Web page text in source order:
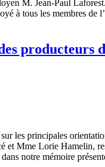
M. Jean-Paul
à tous les membres
producteurs
les principales
et Mme Lorie Hamelin,
notre mémoire